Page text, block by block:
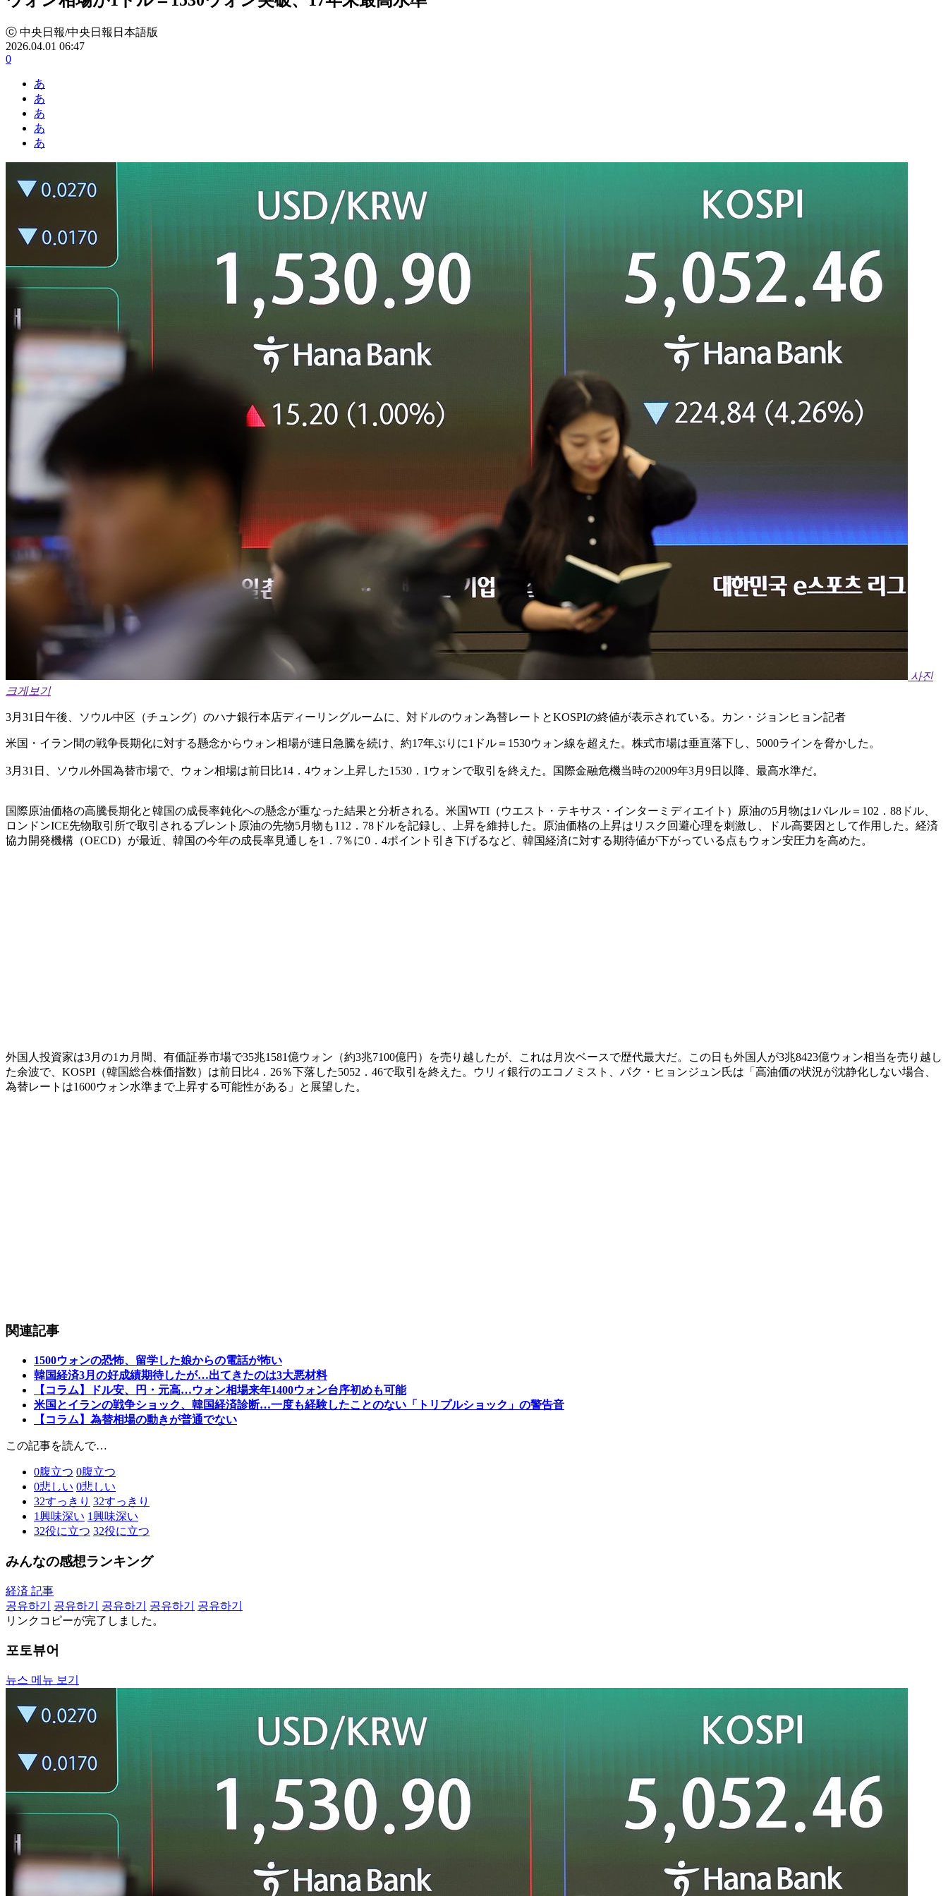
ⓒ 中央日報/中央日報日本語版
2026.04.01 06:47
0
あ
あ
あ
あ
あ
사진
크게보기
3月31日午後、ソウル中区（チュング）のハナ銀行本店ディーリングルームに、対ドルのウォン為替レートとKOSPIの終値が表示されている。カン・ジョンヒョン記者
米国・イラン間の戦争長期化に対する懸念からウォン相場が連日急騰を続け、約17年ぶりに1ドル＝1530ウォン線を超えた。株式市場は垂直落下し、5000ラインを脅かした。
3月31日、ソウル外国為替市場で、ウォン相場は前日比14．4ウォン上昇した1530．1ウォンで取引を終えた。国際金融危機当時の2009年3月9日以降、最高水準だ。
国際原油価格の高騰長期化と韓国の成長率鈍化への懸念が重なった結果と分析される。米国WTI（ウエスト・テキサス・インターミディエイト）原油の5月物は1バレル＝102．88ドル、
ロンドンICE先物取引所で取引されるブレント原油の先物5月物も112．78ドルを記録し、上昇を維持した。原油価格の上昇はリスク回避心理を刺激し、ドル高要因として作用した。経済
協力開発機構（OECD）が最近、韓国の今年の成長率見通しを1．7％に0．4ポイント引き下げるなど、韓国経済に対する期待値が下がっている点もウォン安圧力を高めた。
外国人投資家は3月の1カ月間、有価証券市場で35兆1581億ウォン（約3兆7100億円）を売り越したが、これは月次ベースで歴代最大だ。この日も外国人が3兆8423億ウォン相当を売り越し
た余波で、KOSPI（韓国総合株価指数）は前日比4．26％下落した5052．46で取引を終えた。ウリィ銀行のエコノミスト、パク・ヒョンジュン氏は「高油価の状況が沈静化しない場合、
為替レートは1600ウォン水準まで上昇する可能性がある」と展望した。
関連記事
1500ウォンの恐怖、留学した娘からの電話が怖い
韓国経済3月の好成績期待したが…出てきたのは3大悪材料
【コラム】ドル安、円・元高…ウォン相場来年1400ウォン台序初めも可能
米国とイランの戦争ショック、韓国経済診断…一度も経験したことのない「トリプルショック」の警告音
【コラム】為替相場の動きが普通でない
この記事を読んで…
0腹立つ 0腹立つ
0悲しい 0悲しい
32すっきり 32すっきり
1興味深い 1興味深い
32役に立つ 32役に立つ
みんなの感想ランキング
経済 記事
공유하기
공유하기 공유하기 공유하기
공유하기
リンクコピーが完了しました。
포토뷰어
뉴스 메뉴 보기